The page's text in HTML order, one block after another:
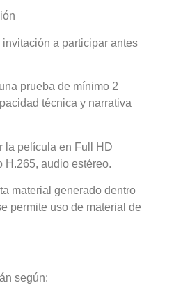
a participar antes
prueba de mínimo 2
técnica y narrativa
la película en Full HD
H.265, audio estéreo.
material generado dentro
permite uso de material de
según: